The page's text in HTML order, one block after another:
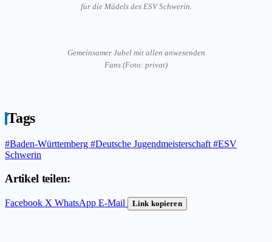
für die Mädels des ESV Schwerin.
Gemeinsamer Jubel mit allen anwesenden
Fans (Foto: privat)
Tags
#Baden-Württemberg #Deutsche Jugendmeisterschaft #ESV
Schwerin
Artikel teilen:
Facebook X WhatsApp E-Mail Link kopieren